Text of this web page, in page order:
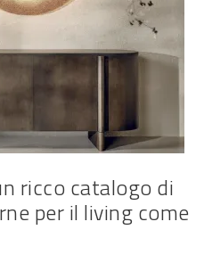
ricco catalogo di
per il living come